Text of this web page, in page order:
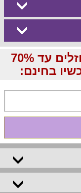
קבלו מבצעים לוהטים ומוזלים עד 70%
בחינם: